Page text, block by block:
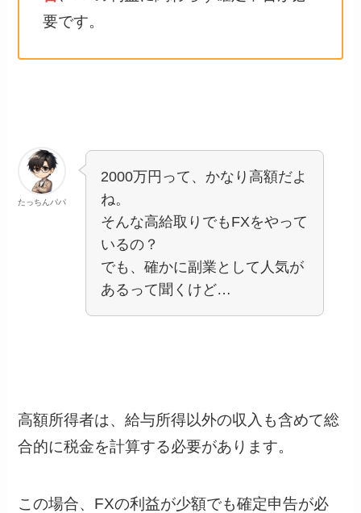
要です。
たっちんパパ
2000万円って、かなり高額だよ
ね。
そんな高給取りでもFXをやって
いるの？
でも、確かに副業として人気が
あるって聞くけど…
高額所得者は、給与所得以外の収入も含めて総
合的に税金を計算する必要があります。
この場合、FXの利益が少額でも確定申告が必